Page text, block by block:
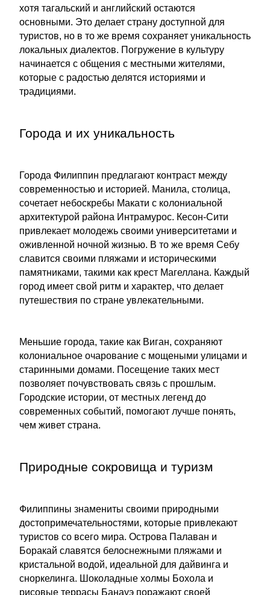
хотя тагальский и английский остаются
основными. Это делает страну доступной для
туристов, но в то же время сохраняет уникальность
локальных диалектов. Погружение в культуру
начинается с общения с местными жителями,
которые с радостью делятся историями и
традициями.
Города и их уникальность
Города Филиппин предлагают контраст между
современностью и историей. Манила, столица,
сочетает небоскребы Макати с колониальной
архитектурой района Интрамурос. Кесон-Сити
привлекает молодежь своими университетами и
оживленной ночной жизнью. В то же время Себу
славится своими пляжами и историческими
памятниками, такими как крест Магеллана. Каждый
город имеет свой ритм и характер, что делает
путешествия по стране увлекательными.
Меньшие города, такие как Виган, сохраняют
колониальное очарование с мощеными улицами и
старинными домами. Посещение таких мест
позволяет почувствовать связь с прошлым.
Городские истории, от местных легенд до
современных событий, помогают лучше понять,
чем живет страна.
Природные сокровища и туризм
Филиппины знамениты своими природными
достопримечательностями, которые привлекают
туристов со всего мира. Острова Палаван и
Боракай славятся белоснежными пляжами и
кристальной водой, идеальной для дайвинга и
сноркелинга. Шоколадные холмы Бохола и
рисовые террасы Банауэ поражают своей